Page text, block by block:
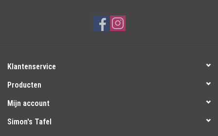
Klantenservice
Producten
Mijn account
Simon's Tafel